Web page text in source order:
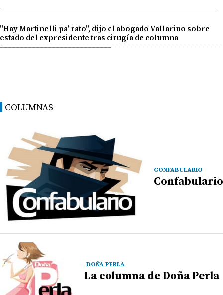
"Hay Martinelli pa' rato", dijo el abogado Vallarino sobre
estado del expresidente tras cirugía de columna
COLUMNAS
CONFABULARIO
Confabulario
DOÑA PERLA
La columna de Doña Perla